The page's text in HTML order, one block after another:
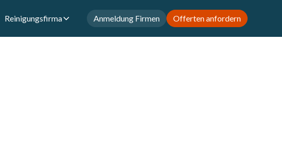
Reinigungsfirma Anmeldung Firmen Offerten anfordern